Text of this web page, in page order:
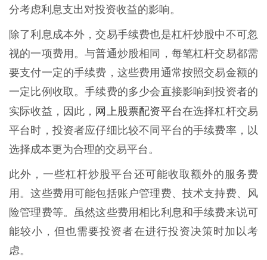
分考虑利息支出对投资收益的影响。
除了利息成本外，交易手续费也是杠杆炒股中不可忽
视的一项费用。与普通炒股相同，每笔杠杆交易都需
要支付一定的手续费，这些费用通常按照交易金额的
一定比例收取。手续费的多少会直接影响到投资者的
实际收益，因此， 网上股票配资平台在选择杠杆交易
平台时，投资者应仔细比较不同平台的手续费率，以
选择成本更为合理的交易平台。
此外，一些杠杆炒股平台还可能收取额外的服务费
用。这些费用可能包括账户管理费、技术支持费、风
险管理费等。虽然这些费用相比利息和手续费来说可
能较小，但也需要投资者在进行投资决策时加以考
虑。